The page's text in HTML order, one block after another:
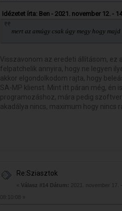
Idézetet írta: Ben - 2021. november 12. -
mert az amúgy csak úgy megy hogy
Visszavonom az eredeti állításom, ez
felpatchelik annyira, hogy ne legyen
akkor elgondolkodom rajta, hogy
SA-MP klienst. Mint itt páran még, én
programozáshoz, mára pedig
akadálya nincs, maximum hogy nincs
Re:Sziasztok
« Válasz #14 Dátum:
2021. november 17. -
08:10:08 »